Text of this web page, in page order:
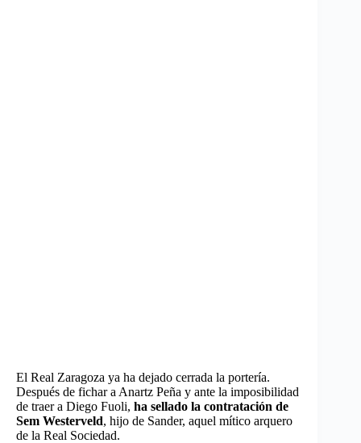
El Real Zaragoza ya ha dejado cerrada la portería.
Después de fichar a Anartz Peña y ante la imposibilidad
de traer a Diego Fuoli, ha sellado la contratación de
Sem Westerveld, hijo de Sander, aquel mítico arquero
de la Real Sociedad.